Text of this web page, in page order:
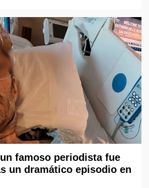
famoso periodista fue
un dramático episodio en